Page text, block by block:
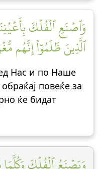
وَٱصۡنَعِ ٱلۡفُلۡكَ
ٱلَّذِينَ ظَلَمُوٓاْ إِنَّهُم
Нас и по Наше
повеќе за
ќе бидат